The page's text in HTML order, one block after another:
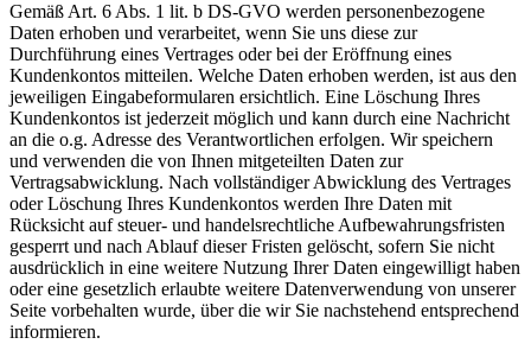
Gemäß Art. 6 Abs. 1 lit. b DS-GVO werden personenbezogene
Daten erhoben und verarbeitet, wenn Sie uns diese zur
Durchführung eines Vertrages oder bei der Eröffnung eines
Kundenkontos mitteilen. Welche Daten erhoben werden, ist aus den
jeweiligen Eingabeformularen ersichtlich. Eine Löschung Ihres
Kundenkontos ist jederzeit möglich und kann durch eine Nachricht
an die o.g. Adresse des Verantwortlichen erfolgen. Wir speichern
und verwenden die von Ihnen mitgeteilten Daten zur
Vertragsabwicklung. Nach vollständiger Abwicklung des Vertrages
oder Löschung Ihres Kundenkontos werden Ihre Daten mit
Rücksicht auf steuer- und handelsrechtliche Aufbewahrungsfristen
gesperrt und nach Ablauf dieser Fristen gelöscht, sofern Sie nicht
ausdrücklich in eine weitere Nutzung Ihrer Daten eingewilligt haben
oder eine gesetzlich erlaubte weitere Datenverwendung von unserer
Seite vorbehalten wurde, über die wir Sie nachstehend entsprechend
informieren.